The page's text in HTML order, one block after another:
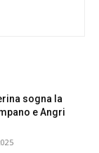
sogna la
e Angri